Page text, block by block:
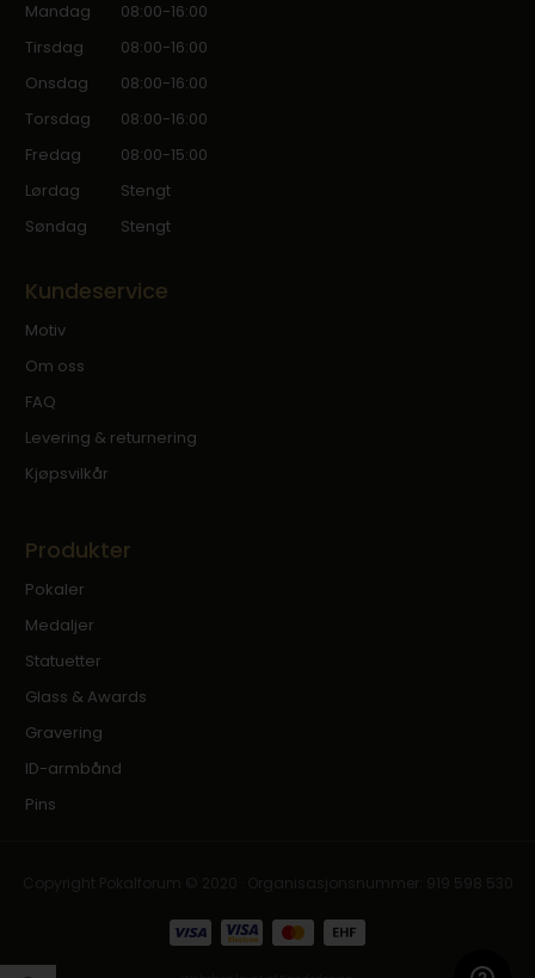
Mandag
08:00-16:00
Tirsdag
08:00-16:00
Onsdag
08:00-16:00
Torsdag
08:00-16:00
Fredag
08:00-15:00
Lørdag
Stengt
Søndag
Stengt
Kundeservice
Motiv
Om oss
FAQ
Levering & returnering
Kjøpsvilkår
Produkter
Pokaler
Medaljer
Statuetter
Glass & Awards
Gravering
ID-armbånd
Pins